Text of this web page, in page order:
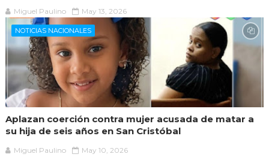
Miguel Paulino May 13, 2026
NOTICIAS NACIONALES
Aplazan coerción contra mujer acusada de matar a
su hija de seis años en San Cristóbal
Miguel Paulino May 10, 2026